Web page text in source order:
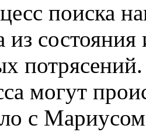
поиска
из
могут
с